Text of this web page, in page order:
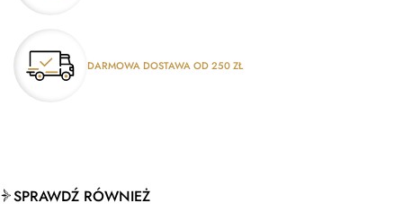
DARMOWA DOSTAWA OD 250 ZŁ
SPRAWDŹ RÓWNIEŻ